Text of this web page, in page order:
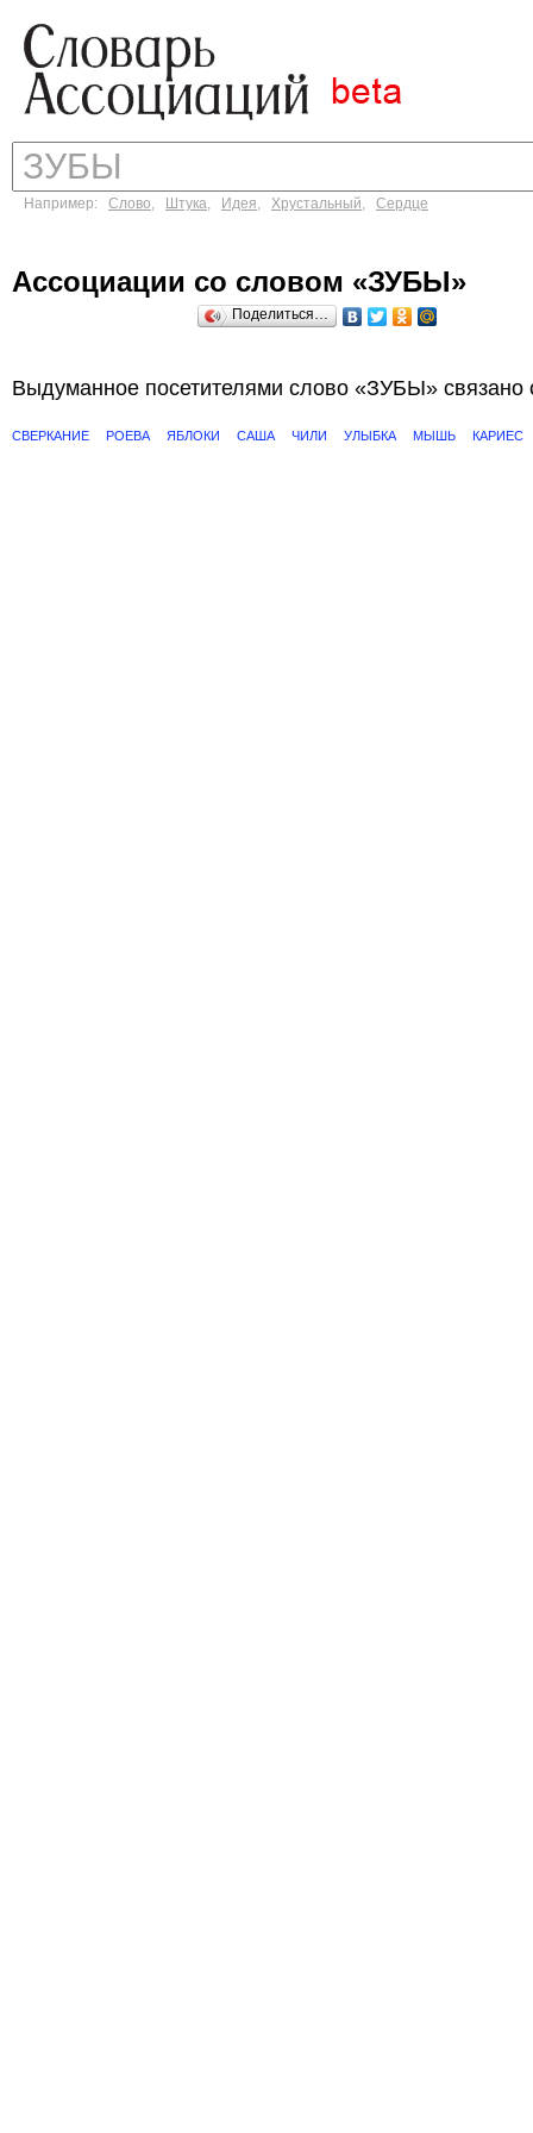
Например: Слово, Штука, Идея, Хрустальный, Сердце
Ассоциации со словом «ЗУБЫ»
Поделиться…
Выдуманное посетителями слово «ЗУБЫ» связано
СВЕРКАНИЕ РОЕВА ЯБЛОКИ САША ЧИЛИ УЛЫБКА МЫШЬ КАРИЕС